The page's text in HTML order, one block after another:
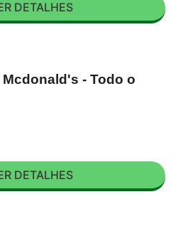
DETALHES
- Todo o
DETALHES